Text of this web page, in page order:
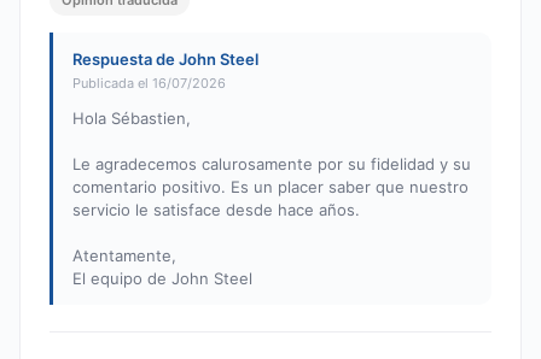
Respuesta de John Steel
Publicada el 16/07/2026
Hola Sébastien,
Le agradecemos calurosamente por su fidelidad y su
comentario positivo. Es un placer saber que nuestro
servicio le satisface desde hace años.
Atentamente,
El equipo de John Steel